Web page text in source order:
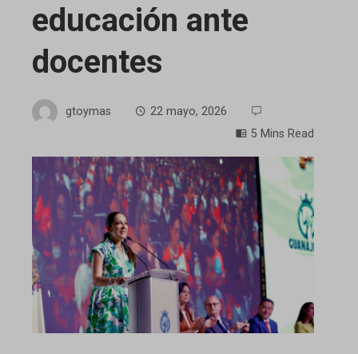
educación ante
docentes
gtoymas
22 mayo, 2026
5 Mins Read